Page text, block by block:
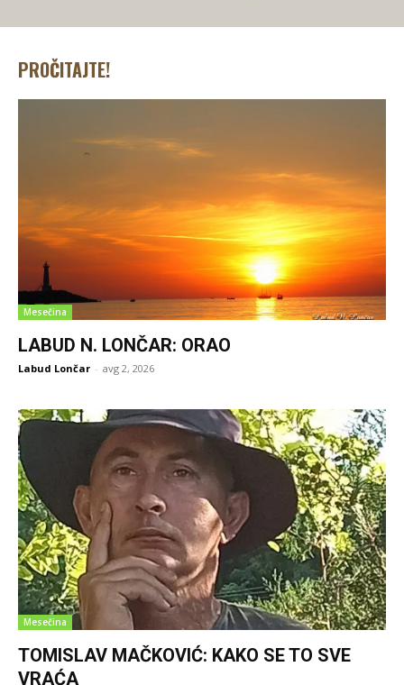
PROČITAJTE!
Mesečina
LABUD N. LONČAR: ORAO
Labud Lončar - avg 2, 2026
Mesečina
TOMISLAV MAČKOVIĆ: KAKO SE TO SVE
VRAĆA